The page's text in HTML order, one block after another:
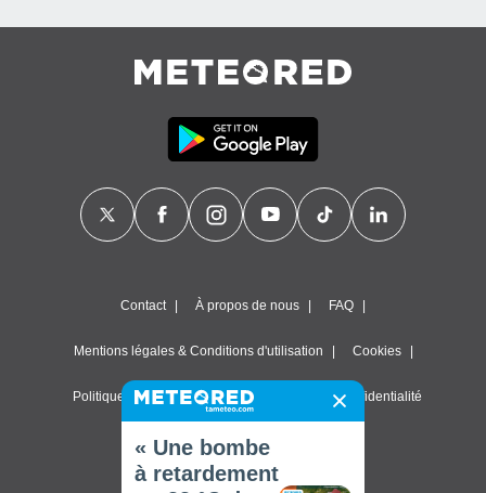
Contact À propos de nous FAQ
Mentions légales & Conditions d'utilisation Cookies
Politique de confidentialité Paramètres de confidentialité
© 2026 Meteored. Tous droits réservés
« Une bombe
à retardement